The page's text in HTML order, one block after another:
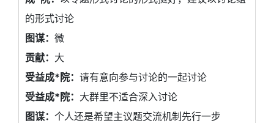
的形式讨论
图谋： 微
贡献： 大
受益成*院： 请有意向参与讨论的一起讨论
受益成*院： 大群里不适合深入讨论
图谋： 个人还是希望主议题交流机制先行一步